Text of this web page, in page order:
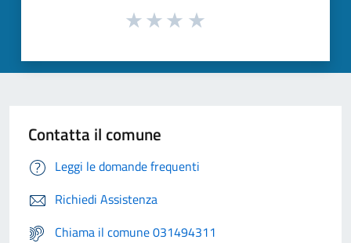
Contatta il comune
Leggi le domande frequenti
Richiedi Assistenza
Chiama il comune 031494311